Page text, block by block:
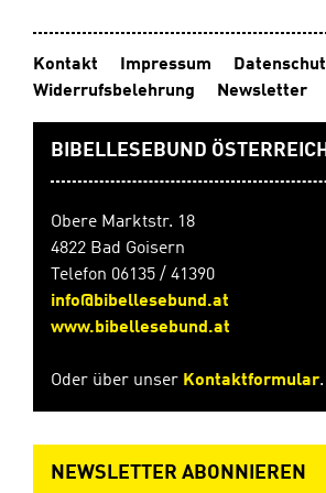
Kontakt Impressum
Widerrufsbelehrung
Newsletter
BIBELLESEBUND ÖSTERREICH
Obere Marktstr. 18
4822 Bad Goisern
Telefon 06135 / 41390
info@bibellesebund.at
www.bibellesebund.at
Oder über unser Kontaktformular.
NEWSLETTER ABONNIEREN